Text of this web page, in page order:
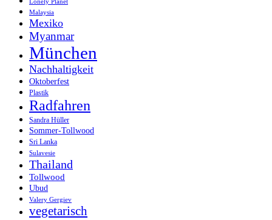
Lonely Planet
Malaysia
Mexiko
Myanmar
München
Nachhaltigkeit
Oktoberfest
Plastik
Radfahren
Sandra Hüller
Sommer-Tollwood
Sri Lanka
Sulavesie
Thailand
Tollwood
Ubud
Valery Gergiev
vegetarisch